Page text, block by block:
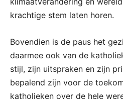
krachtige stem laten horen.
Bovendien is de paus het
daarmee ook van de
stijl, zijn uitspraken en zijn
bepalend zijn voor de
katholieken over de hele